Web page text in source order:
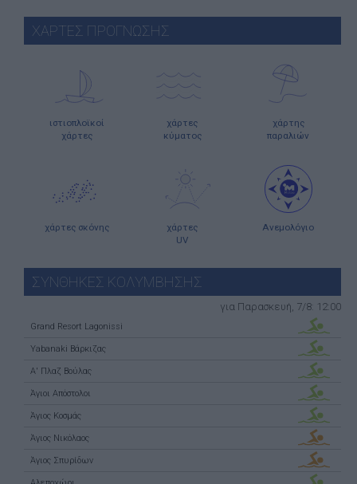
ΧΑΡΤΕΣ ΠΡΟΓΝΩΣΗΣ
ιστιοπλοϊκοί
χάρτες
χάρτες
κύματος
χάρτης
παραλιών
χάρτες σκόνης
χάρτες
UV
Ανεμολόγιο
ΣΥΝΘΗΚΕΣ ΚΟΛΥΜΒΗΣΗΣ
για Παρασκευή, 7/8: 12:00
Grand Resort Lagonissi
Yabanaki Βάρκιζας
Α' Πλαζ Βούλας
Άγιοι Απόστολοι
Άγιος Κοσμάς
Άγιος Νικόλαος
Άγιος Σπυρίδων